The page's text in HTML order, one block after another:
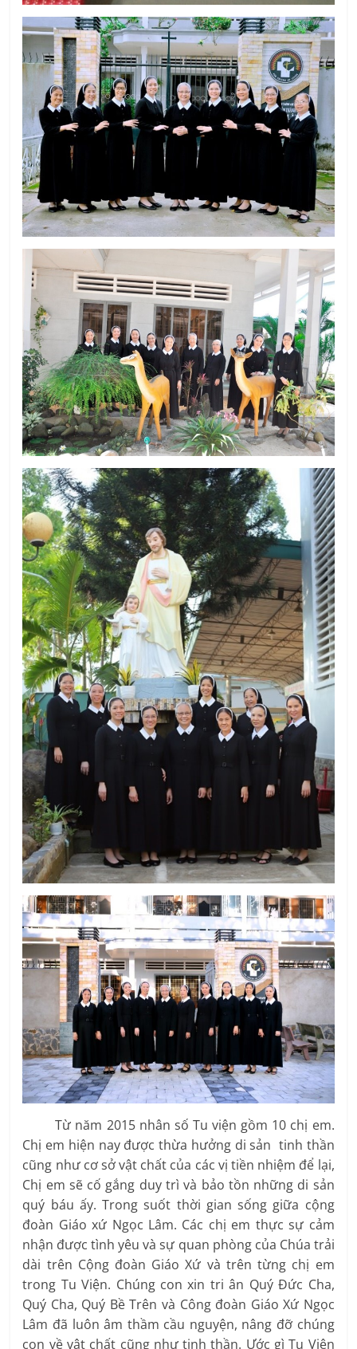
Từ năm 2015 nhân số Tu viện gồm 10 chị em.
Chị em hiện nay được thừa hưởng di sản tinh thần
cũng như cơ sở vật chất của các vị tiền nhiệm để lại,
Chị em sẽ cố gắng duy trì và bảo tồn những di sản
quý báu ấy. Trong suốt thời gian sống giữa cộng
đoàn Giáo xứ Ngọc Lâm. Các chị em thực sự cảm
nhận được tình yêu và sự quan phòng của Chúa trải
dài trên Cộng đoàn Giáo Xứ và trên từng chị em
trong Tu Viện. Chúng con xin tri ân Quý Đức Cha,
Quý Cha, Quý Bề Trên và Công đoàn Giáo Xứ Ngọc
Lâm đã luôn âm thầm cầu nguyện, nâng đỡ chúng
con về vật chất cũng như tinh thần. Ước gì Tu Viện